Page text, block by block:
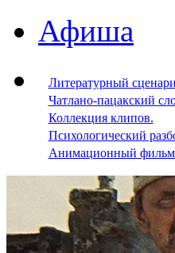
Афиша
Литературный
Чатлано-пацакский
Коллекция клипов.
Психологический
Анимационный